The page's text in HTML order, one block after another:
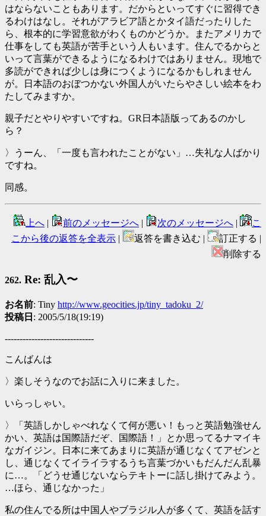
はならないこともあります。だからといってすぐに習得でき
るわけはなし。それがアラビア語とかタイ語だったりした
ら、根本的に学習意欲がわくものかどうか。またアメリカで
仕事をしても英語が苦手という人もいます。住んでるからと
いって言葉ができるようになるわけではありません。現地で
多読ができれば少しは身につくようになるかもしれません
が。日本語のおぼつかない外国人がいたらやさしい絵本をわ
たしてみますか。
親子だとやりやすいですね。GR日本語版ってあるのかし
ら？
〉うーん、「一度も言われたことがない」…失礼な人ばかり
ですね。
同感。
上へ | 前のメッセージへ | 次のメッセージへ |
こ
こから後の返答を全表示 | 返答を書き込む |
訂正する |
削除する
262. Re: 乱入〜
お名前: Tiny http://www.geocities.jp/tiny_tadoku_2/
投稿日 : 2005/5/18(19:19)
------------------------------
こんばんは
〉楽しそうなのでお話に入りに来ました。
いらっしゃい。
〉「英語しかしゃべれなくて何が悪い！もっと英語勉強せん
かい、英語は国際語だぞ、国際語！」とか思ってるナマイキ
なガイジン。日本に来てあまりに英語が通じなくてアゼンと
し、通じなくてイライラするうち言葉づかいもだんだん乱暴
に…。「どうせ通じないならテキトーに話し掛けてみよう。
…ほら、通じなかった」
私の住んでる所は中国人やブラジル人が多くて、英語を話す